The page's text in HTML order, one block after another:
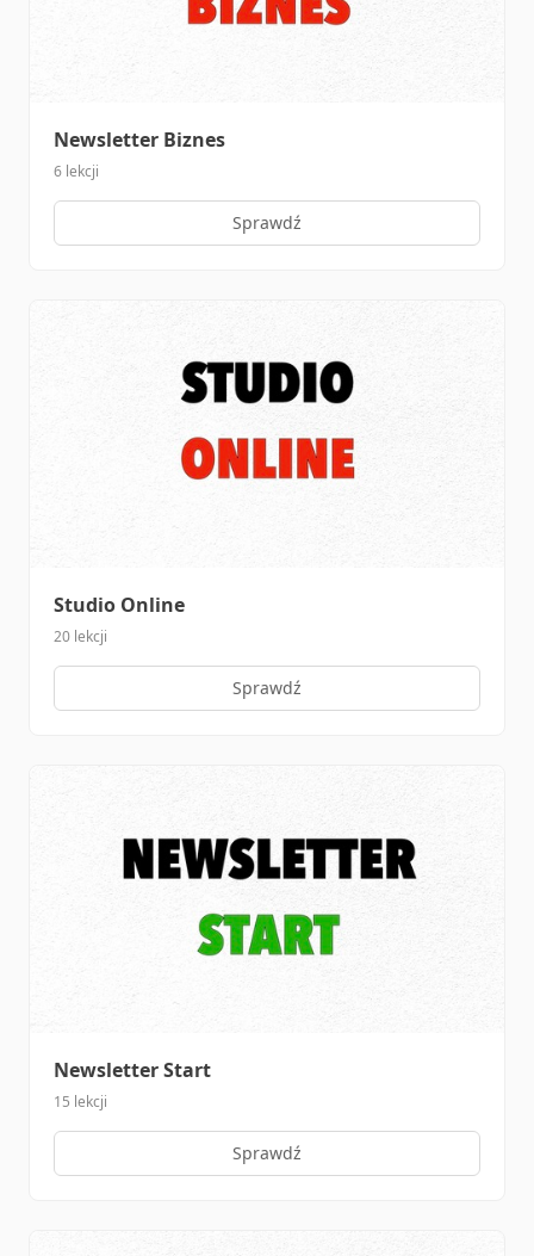
Newsletter Biznes
6 lekcji
Sprawdź
Studio Online
20 lekcji
Sprawdź
Newsletter Start
15 lekcji
Sprawdź